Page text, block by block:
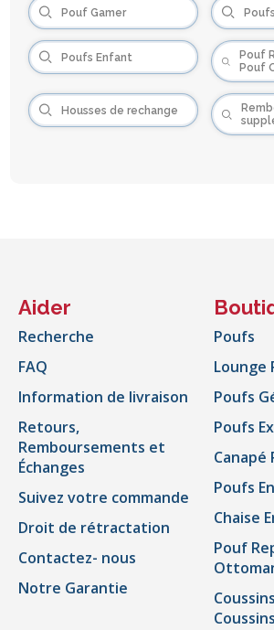
Pouf Gamer
Poufs Enfant
Pouf
Pouf
Housses de rechange
Aider
Recherche
FAQ
Information de livraison
Retours,
Remboursements et
Échanges
Suivez votre commande
Droit de rétractation
Contactez- nous
Notre Garantie
Poufs
Lounge
Poufs
Poufs
Canapé
Poufs
Chaise
Pouf
Coussins